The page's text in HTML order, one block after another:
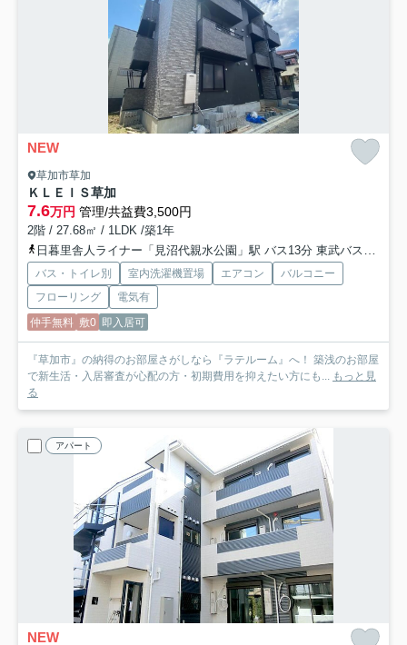
NEW
草加市草加
ＫＬＥＩＳ草加
7.6万円 管理/共益費3,500円
2階 / 27.68㎡ / 1LDK /築1年
日暮里舎人ライナー「見沼代親水公園」駅 バス13分 東武バス「駅入口〔草加駅西口〕」 停歩10分
バス・トイレ別 室内洗濯機置場 エアコン
バルコニー
フローリング
電気有
仲手無料 敷0 即入居可
『草加市』の納得のお部屋さがしなら『ラテルーム』へ！ 築浅のお部屋
で新生活・入居審査が心配の方・初期費用を抑えたい方にも... もっと見
る
アパート
NEW